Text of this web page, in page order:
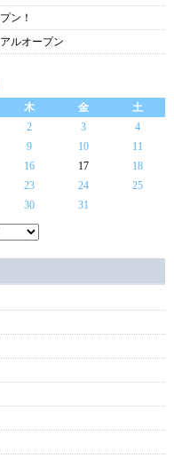
ン！
ルオープン
木 金
土
2 3
4
9 10
11
16 17
18
23 24
25
30 31